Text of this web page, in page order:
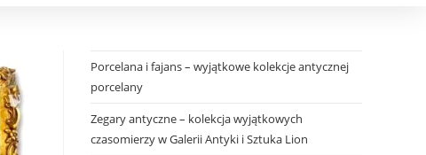
Porcelana i fajans – wyjątkowe kolekcje antycznej
porcelany
Zegary antyczne – kolekcja wyjątkowych
czasomierzy w Galerii Antyki i Sztuka Lion